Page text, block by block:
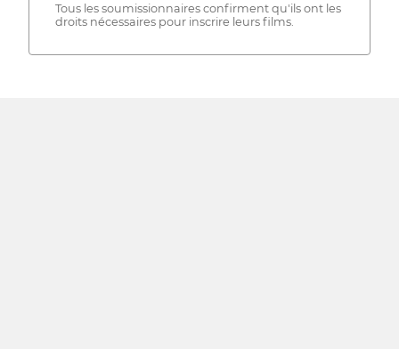
Tous les soumissionnaires confirment qu'ils ont les
droits nécessaires pour inscrire leurs films.